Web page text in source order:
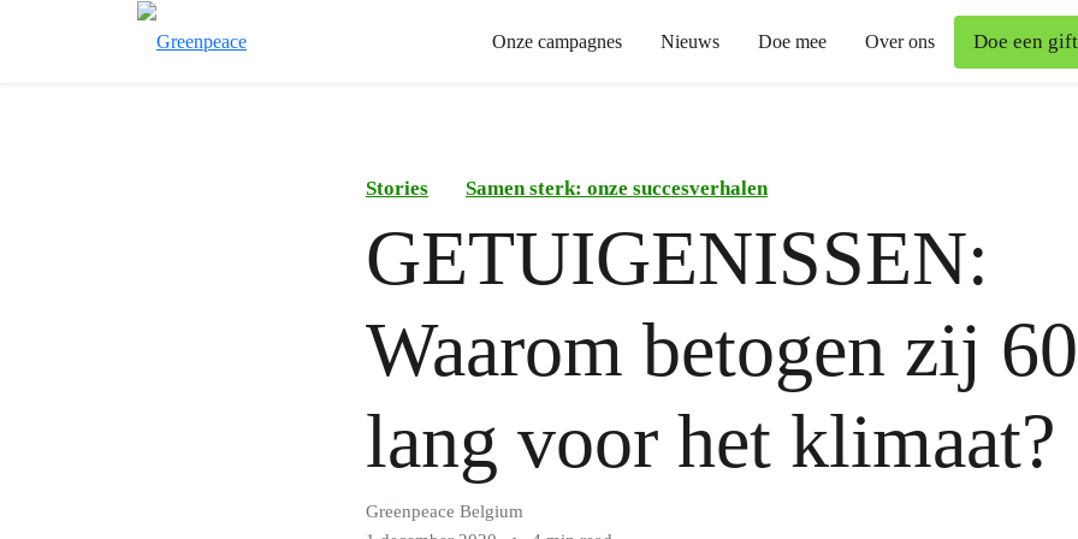
Onze campagnes Nieuws Doe mee Over ons Doe een gift
Stories Samen sterk: onze succesverhalen
GETUIGENISSEN:
Waarom betogen zij
lang voor het klimaat?
Greenpeace Belgium